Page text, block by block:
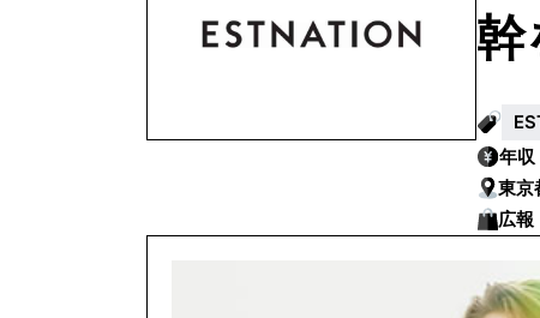
幹
年収
東京
広報